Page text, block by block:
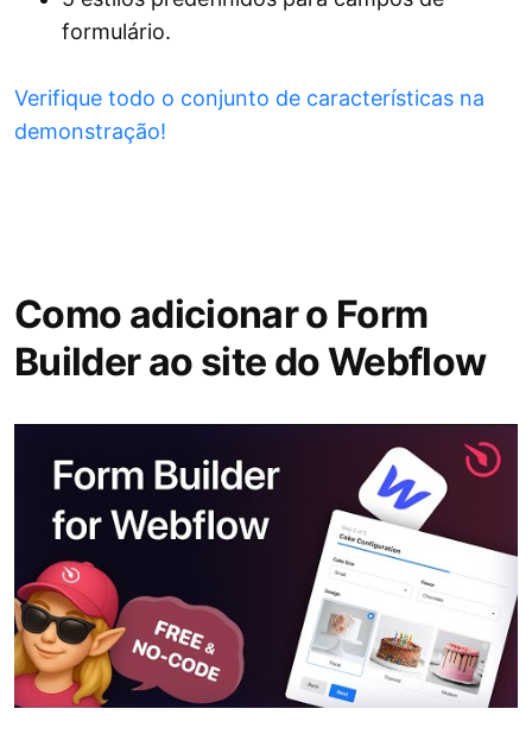
formulário.
Verifique todo o conjunto de características na
demonstração!
Como adicionar o Form
Builder ao site do Webflow